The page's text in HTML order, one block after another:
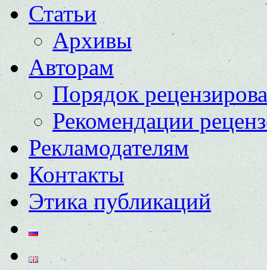
Статьи
Архивы
Авторам
Порядок
Рекомендации
Рекламодателям
Контакты
Этика публикаций